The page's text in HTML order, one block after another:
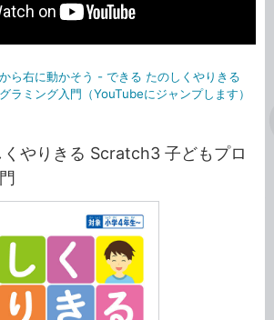
ら右に動かそう - できる たのしくやりきる
ラミング入門（YouTubeにジャンプします）
やりきる Scratch3 子どもプロ